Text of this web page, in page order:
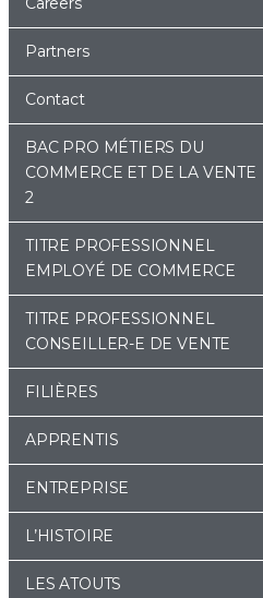
Partners
Contact
BAC PRO MÉTIERS DU
COMMERCE ET DE LA VENTE
2
TITRE PROFESSIONNEL
EMPLOYÉ DE COMMERCE
TITRE PROFESSIONNEL
CONSEILLER-E DE VENTE
FILIÈRES
APPRENTIS
ENTREPRISE
L’HISTOIRE
LES ATOUTS